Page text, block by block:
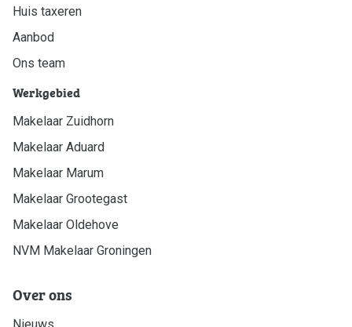
Huis taxeren
Aanbod
Ons team
Werkgebied
Makelaar Zuidhorn
Makelaar Aduard
Makelaar Marum
Makelaar Grootegast
Makelaar Oldehove
NVM Makelaar Groningen
Over ons